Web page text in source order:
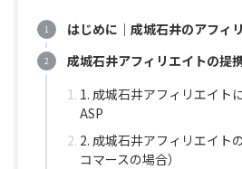
はじめに｜成城石井のアフィ
成城石井アフィリエイトの提
1. 成城石井アフィリエイト
ASP
2. 成城石井アフィリエイト
コマースの場合）